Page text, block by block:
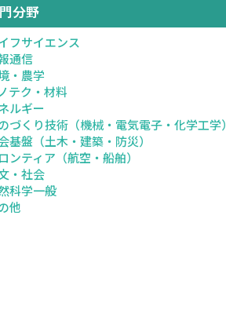
分野
フサイエンス
通信
・農学
テク・材料
ルギー
づくり技術（機械・電気電子・化学工学）
基盤（土木・建築・防災）
ンティア（航空・船舶）
・社会
科学一般
他